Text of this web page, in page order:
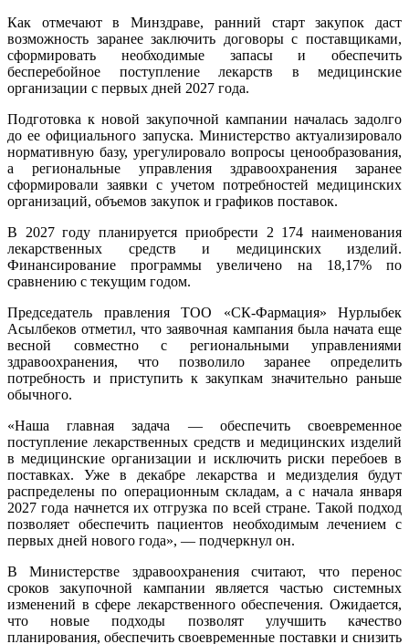
Как отмечают в Минздраве, ранний старт закупок даст
возможность заранее заключить договоры с поставщиками,
сформировать необходимые запасы и обеспечить
бесперебойное поступление лекарств в медицинские
организации с первых дней 2027 года.
Подготовка к новой закупочной кампании началась задолго
до ее официального запуска. Министерство актуализировало
нормативную базу, урегулировало вопросы ценообразования,
а региональные управления здравоохранения заранее
сформировали заявки с учетом потребностей медицинских
организаций, объемов закупок и графиков поставок.
В 2027 году планируется приобрести 2 174 наименования
лекарственных средств и медицинских изделий.
Финансирование программы увеличено на 18,17% по
сравнению с текущим годом.
Председатель правления ТОО «СК-Фармация» Нурлыбек
Асылбеков отметил, что заявочная кампания была начата еще
весной совместно с региональными управлениями
здравоохранения, что позволило заранее определить
потребность и приступить к закупкам значительно раньше
обычного.
«Наша главная задача — обеспечить своевременное
поступление лекарственных средств и медицинских изделий
в медицинские организации и исключить риски перебоев в
поставках. Уже в декабре лекарства и медизделия будут
распределены по операционным складам, а с начала января
2027 года начнется их отгрузка по всей стране. Такой подход
позволяет обеспечить пациентов необходимым лечением с
первых дней нового года», — подчеркнул он.
В Министерстве здравоохранения считают, что перенос
сроков закупочной кампании является частью системных
изменений в сфере лекарственного обеспечения. Ожидается,
что новые подходы позволят улучшить качество
планирования, обеспечить своевременные поставки и снизить